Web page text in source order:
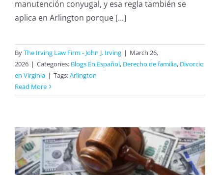
manutención conyugal, y esa regla también se
aplica en Arlington porque [...]
ByThe Irving Law Firm - John J. Irving | March 26,
2026 | Categories: Blogs En Español, Derecho de familia, Divorcio
en Virginia | Tags:Arlington
Read More